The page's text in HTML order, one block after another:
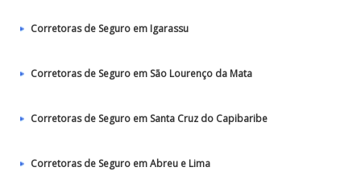
Corretoras de Seguro em Igarassu
Corretoras de Seguro em São Lourenço da Mata
Corretoras de Seguro em Santa Cruz do Capibaribe
Corretoras de Seguro em Abreu e Lima